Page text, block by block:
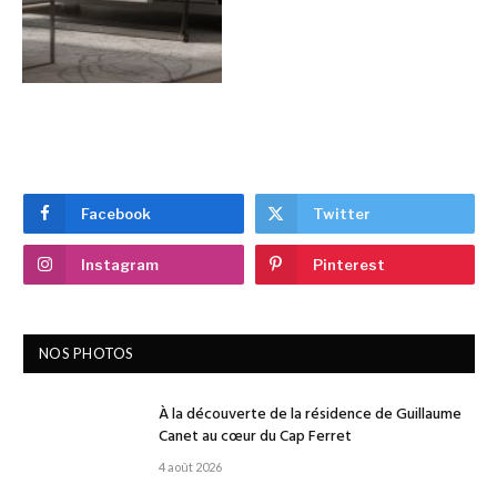
Facebook Twitter
Instagram Pinterest
NOS PHOTOS
À la découverte de la résidence de Guillaume
Canet au cœur du Cap Ferret
4 août 2026